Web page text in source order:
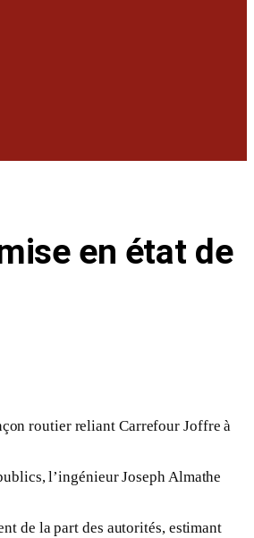
en état de
routier reliant Carrefour Joffre à
l’ingénieur Joseph Almathe
de la part des autorités, estimant